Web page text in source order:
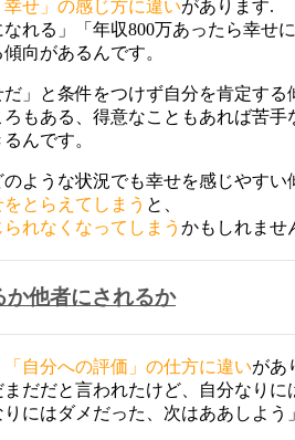
幸せ」の感じ方に違いがあります.
れる」「年収800万あったら幸せ
傾向があるんです。
」と条件をつけず自分を肯定する
もある、得意なこともあれば苦手
んです。
ような状況でも幸せを感じやすい
とらえてしまう と、
れなくなってしまう かもしれませ
か他者にされるか
「自分への評価」の仕方に違いがあ
だだと言われたけど、自分なりに
にはダメだった、次はああしよう